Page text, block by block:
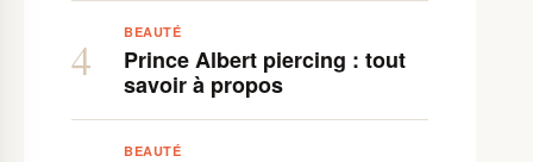
4
BEAUTÉ
Prince Albert piercing : tout
savoir à propos
BEAUTÉ